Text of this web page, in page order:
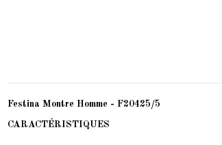
Festina Montre Homme - F20425/5
CARACTÉRISTIQUES